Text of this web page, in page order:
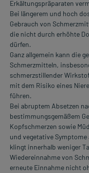
Erkältungspräparaten
Bei längerem und hoch
Gebrauch von
die nicht durch erhöhte
dürfen.
Ganz allgemein kann die
Schmerzmitteln,
schmerzstillender
mit dem Risiko eines
führen.
Bei abruptem Absetzen
bestimmungsgemäßem
Kopfschmerzen sowie
und vegetative
klingt innerhalb weniger
Wiedereinnahme von
erneute Einnahme nicht